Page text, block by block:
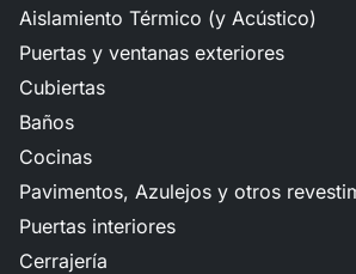
Aislamiento Térmico (y Acústico)
Puertas y ventanas exteriores
Cubiertas
Baños
Cocinas
Pavimentos, Azulejos y otros
Puertas interiores
Cerrajería